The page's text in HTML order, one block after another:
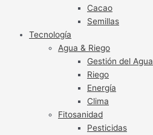
Cacao
Semillas
Tecnología
Agua & Riego
Gestión del Agua
Riego
Energía
Clima
Fitosanidad
Pesticidas